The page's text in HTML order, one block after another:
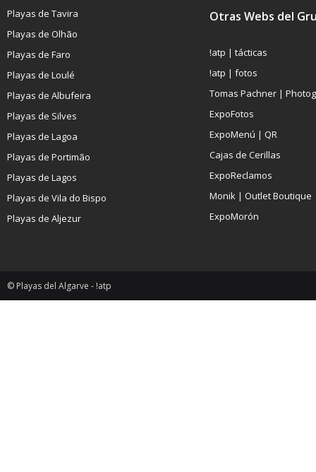
Playas de Tavira
Playas de Olhão
Playas de Faro
Playas de Loulé
Playas de Albufeira
Playas de Silves
Playas de Lagoa
Playas de Portimão
Playas de Lagos
Playas de Vila do Bispo
Playas de Aljezur
Otras Webs del
!atp | tácticas
!atp | fotos
Tomas Pachner |
ExpoFotos
ExpoMenú | QR
Cajas de Cerillas
ExpoReclamos
Monik | Outlet Boutique
ExpoMorón
© Playas del Algarve - !atp